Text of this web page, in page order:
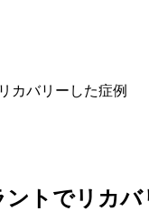
カバリーした症例
ントでリカ